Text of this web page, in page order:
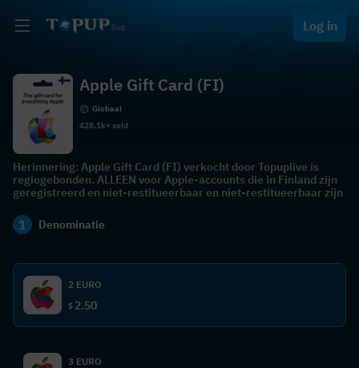
Log in
Apple Gift Card (FI)
Globaal
428.1k+ sold
Herinnering: Apple Gift Card (FI) verkocht door Topuplive is
regiogebonden. ALLEEN voor Apple-accounts die in Finland zijn
geregistreerd en niet-restitueerbaar en niet-restitueerbaar zijn
1 Denominatie
2 EURO
$ 2.50
3 EURO